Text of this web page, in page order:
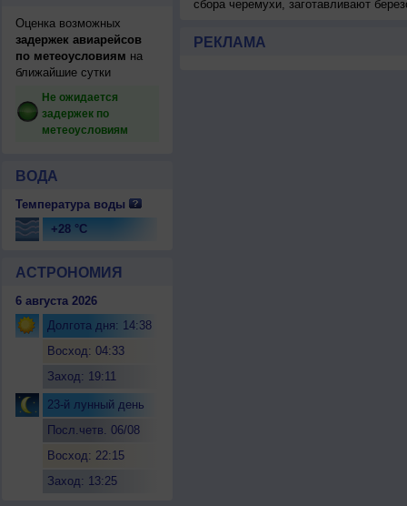
Оценка возможных
задержек авиарейсов
по метеоусловиям на
ближайшие сутки
Не ожидается
задержек по
метеоусловиям
ВОДА
Температура воды
+28 °C
АСТРОНОМИЯ
6 августа 2026
Долгота дня: 14:38
Восход: 04:33
Заход: 19:11
23-й лунный день
Посл.четв. 06/08
Восход: 22:15
Заход: 13:25
сбора черемухи, заготавливают
РЕКЛАМА